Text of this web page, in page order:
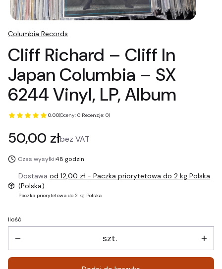
Columbia Records
Cliff Richard ‎– Cliff In
Japan Columbia ‎– SX
6244 Vinyl, LP, Album
0.00(Oceny: 0 Recenzje: 0)
Cena
50,00 złbez VAT
Czas wysyłki:48 godzin
Dostawaod 12,00 zł - Paczka priorytetowa do 2 kg Polska
(Polska)
Paczka priorytetowa do 2 kg Polska
Ilość
szt.